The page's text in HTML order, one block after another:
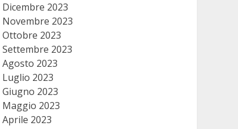
Dicembre 2023
Novembre 2023
Ottobre 2023
Settembre 2023
Agosto 2023
Luglio 2023
Giugno 2023
Maggio 2023
Aprile 2023